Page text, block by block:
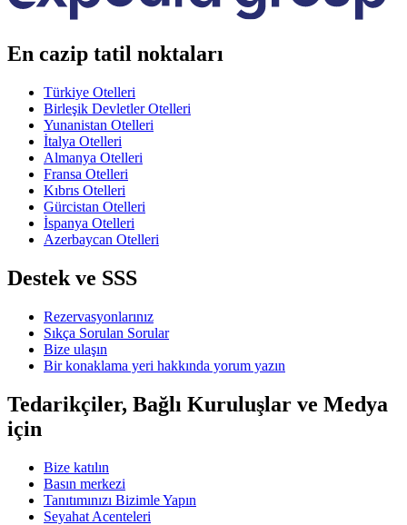
En cazip tatil noktaları
Türkiye Otelleri
Birleşik Devletler Otelleri
Yunanistan Otelleri
İtalya Otelleri
Almanya Otelleri
Fransa Otelleri
Kıbrıs Otelleri
Gürcistan Otelleri
İspanya Otelleri
Azerbaycan Otelleri
Destek ve SSS
Rezervasyonlarınız
Sıkça Sorulan Sorular
Bize ulaşın
Bir konaklama yeri hakkında yorum yazın
Tedarikçiler, Bağlı Kuruluşlar ve Medya
için
Bize katılın
Basın merkezi
Tanıtımınızı Bizimle Yapın
Seyahat Acenteleri